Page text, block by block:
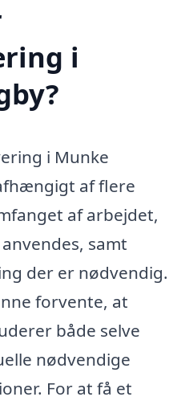
i
i Munke
af flere
af arbejdet,
samt
der er nødvendig.
forvente, at
både selve
nødvendige
For at få et